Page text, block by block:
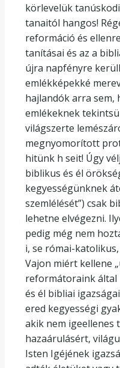
körlevelük
tanaitól hangos!
reformáció és
tanításai és az a
újra napfényre
emlékképekké
hajlandók arra
emlékeknek
világszerte
megnyomorított
hitünk h seit! Úgy
biblikus és él
kegyességünknek
szemlélését”) csak
lehetne elvégezni.
pedig még nem
i, se római-
Vajon miért kellene
reformátoraink által
és él bibliai
ered kegyességi
akik nem igeellenes
hazaárulásért,
Isten Igéjének